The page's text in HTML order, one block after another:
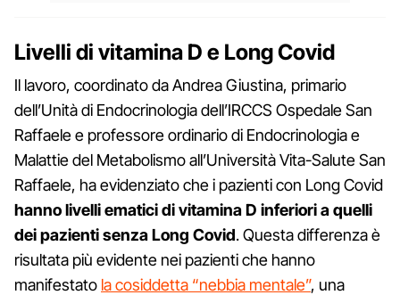
Livelli di vitamina D e Long Covid
Il lavoro, coordinato da Andrea Giustina, primario
dell’Unità di Endocrinologia dell’IRCCS Ospedale San
Raffaele e professore ordinario di Endocrinologia e
Malattie del Metabolismo all’Università Vita-Salute San
Raffaele, ha evidenziato che i pazienti con Long Covid
hanno livelli ematici di vitamina D inferiori a quelli
dei pazienti senza Long Covid. Questa differenza è
risultata più evidente nei pazienti che hanno
manifestato la cosiddetta “nebbia mentale”, una